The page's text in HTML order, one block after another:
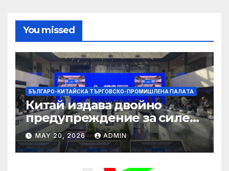
You missed
БЪЛГАРО-КИТАЙСКА ТЪРГОВСКО-ПРОМИШЛЕНА ПАЛAТА
Китай издава двойно
предупреждение за силен
дъжд и пясъчни бури
MAY 20, 2026 ADMIN